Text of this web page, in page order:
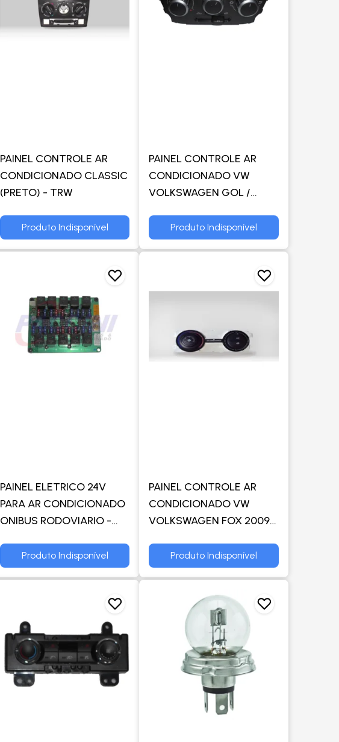
PAINEL CONTROLE AR
CONDICIONADO CLASSIC
(PRETO) - TRW
Produto Indisponível
PAINEL CONTROLE AR
CONDICIONADO VW
VOLKSWAGEN GOL /
(SOMENTE AR QUENTE) -
TRW
Produto Indisponível
PAINEL ELETRICO 24V
PARA AR CONDICIONADO
ONIBUS RODOVIARIO -
Produto Indisponível
PAINEL CONTROLE AR
CONDICIONADO VW
VOLKSWAGEN FOX 2009
Produto Indisponível